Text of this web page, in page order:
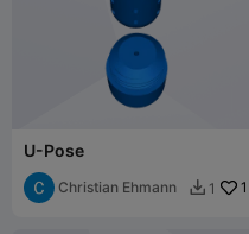
U-Pose
Christian Ehmann  1 1